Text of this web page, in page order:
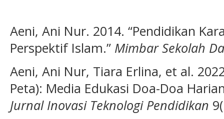
Aeni, Ani Nur. 2014. “Pendidikan
Perspektif Islam.” Mimbar Sekolah
Aeni, Ani Nur, Tiara Erlina, et al.
Peta): Media Edukasi Doa-Doa
Jurnal Inovasi Teknologi Pendidikan